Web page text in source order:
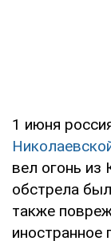
1 июня
вел огонь из
обстрела
также
иностранное